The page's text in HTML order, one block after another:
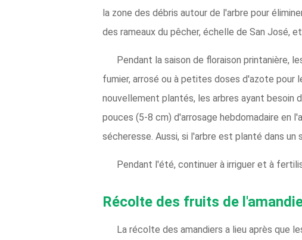
la zone des débris autour de l'arbre pour
des rameaux du pêcher, échelle de San José,
Pendant la saison de floraison printanière,
fumier, arrosé ou à petites doses d'azote
nouvellement plantés, les arbres ayant besoin
pouces (5-8 cm) d'arrosage hebdomadaire en
sécheresse. Aussi, si l'arbre est planté dans un
Pendant l'été, continuer à irriguer et à
Récolte des fruits de
La récolte des amandiers a lieu après que